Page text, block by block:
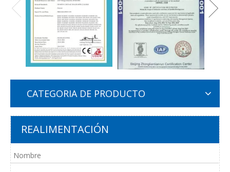
CATEGORIA DE PRODUCTO
REALIMENTACIÓN